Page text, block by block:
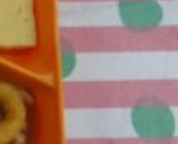
2024年9月(27)
2023年9月(29)
2021年9月(05)
2020年9月(07)
2019年9月(12)